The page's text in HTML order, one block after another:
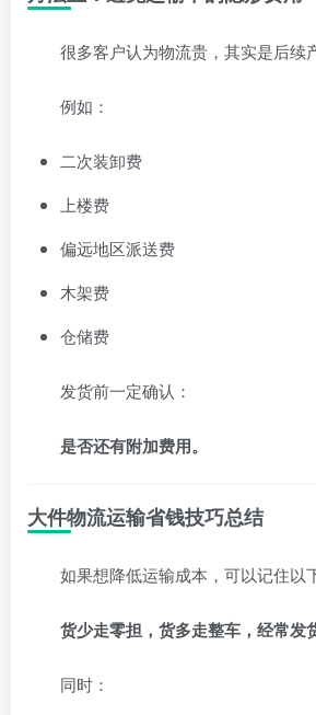
很多客户认为物流贵，其实是后续
例如：
二次装卸费
上楼费
偏远地区派送费
木架费
仓储费
发货前一定确认：
是否还有附加费用。
大件物流运输省钱技巧总结
如果想降低运输成本，可以记住以
货少走零担，货多走整车，经常发
同时：